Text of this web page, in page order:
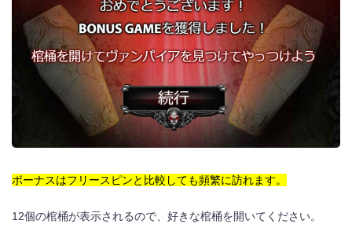
ボーナスはフリースピンと比較しても頻繁に訪れます。
12個の棺桶が表示されるので、好きな棺桶を開いてください。